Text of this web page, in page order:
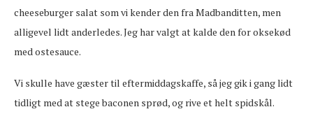
cheeseburger salat som vi kender den fra Madbanditten, men
alligevel lidt anderledes. Jeg har valgt at kalde den for oksekød
med ostesauce.
Vi skulle have gæster til eftermiddagskaffe, så jeg gik i gang lidt
tidligt med at stege baconen sprød, og rive et helt spidskål.